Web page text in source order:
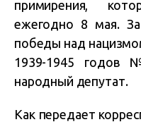
примирения,
ежегодно 8 мая. За
победы над
1939-1945 годов
народный депутат.
Как передает